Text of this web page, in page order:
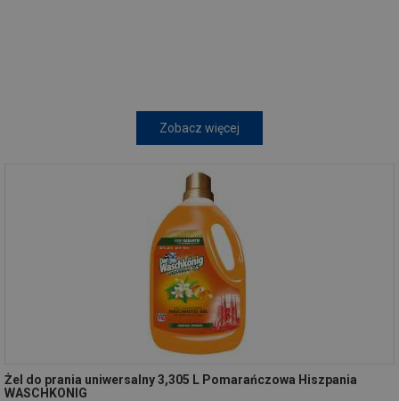
Zobacz więcej
Żel do prania uniwersalny 3,305 L Pomarańczowa Hiszpania
WASCHKONIG